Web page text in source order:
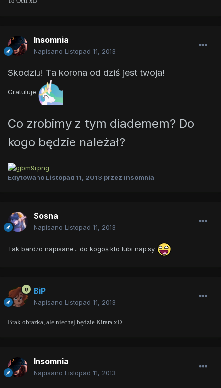
Insomnia
Napisano Listopad 11, 2013
Skodziu! Ta korona od dziś jest twoja!
Gratuluje
Co zrobimy z tym diademem? Do
kogo będzie należał?
Edytowano Listopad 11, 2013 przez Insomnia
Sosna
Napisano Listopad 11, 2013
Tak bardzo napisane... do kogoś kto lubi napisy
BiP
Napisano Listopad 11, 2013
Brak obrazka, ale niechaj będzie Kirara xD
Insomnia
Napisano Listopad 11, 2013